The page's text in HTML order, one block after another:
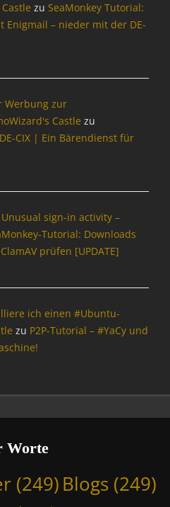
zu SeaMonkey Tutorial:
Enigmail – nieder mit der DE-
Werbung zur
Castle zu
CIX | Ein Bärendienst für
sign-in activity –
Tutorial: Downloads
prüfen [UPDATE]
ich einen #Ubuntu-
zu P2P-Tutorial – #YaCy und
Worte
(249) Blogs(249)